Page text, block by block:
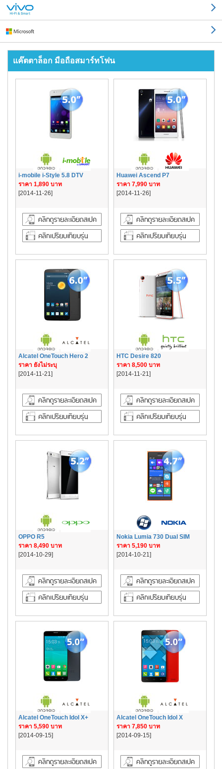
แค๊ตตาล็อก มือถือสมาร์ทโฟน
i-mobile i-Style 5.8 DTV
ราคา 1,890 บาท
[2014-11-26]
Huawei Ascend P7
ราคา 7,990 บาท
[2014-11-26]
Alcatel OneTouch Hero 2
ราคา ยังไม่ระบุ
[2014-11-21]
HTC Desire 820
ราคา 8,500 บาท
[2014-11-21]
OPPO R5
ราคา 8,490 บาท
[2014-10-29]
Nokia Lumia 730 Dual SIM
ราคา 5,190 บาท
[2014-10-21]
Alcatel OneTouch Idol X+
ราคา 5,590 บาท
[2014-09-15]
Alcatel OneTouch Idol X
ราคา 7,850 บาท
[2014-09-15]